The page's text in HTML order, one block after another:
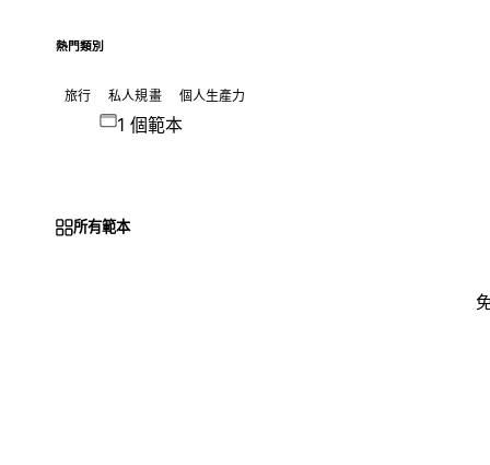
熱門類別
旅行 私人規畫 個人生產力
1 個範本
所有範本